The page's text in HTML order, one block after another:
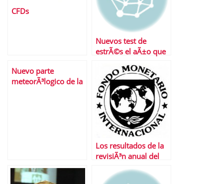
CFDs
Nuevos test de
estrÃ©s el aÃ±o que
Nuevo parte
meteorÃ³logico de la
Los resultados de la
revisiÃ³n anual del
espaÃ±ola